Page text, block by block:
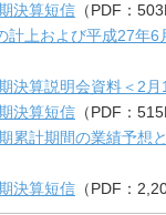
決算短信 （PDF：
計上および平成27年
算説明会資料＜2月
決算短信 （PDF：
計期間の業績予想
決算短信 （PDF：